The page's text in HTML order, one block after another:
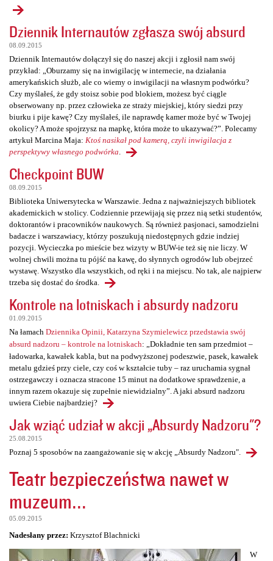
Dziennik Internautów zgłasza swój absurd
08.09.2015
Dziennik Internautów dołączył się do naszej akcji i zgłosił nam swój
przykład: „Oburzamy się na inwigilację w internecie, na działania
amerykańskich służb, ale co wiemy o inwigilacji na własnym podwórku?
Czy myślałeś, że gdy stoisz sobie pod blokiem, możesz być ciągle
obserwowany np. przez człowieka ze straży miejskiej, który siedzi przy
biurku i pije kawę? Czy myślałeś, ile naprawdę kamer może być w Twojej
okolicy? A może spojrzysz na mapkę, która może to ukazywać?”. Polecamy
artykuł Marcina Maja: Ktoś nasikał pod kamerą, czyli inwigilacja z
perspektywy własnego podwórka
Checkpoint BUW
08.09.2015
Biblioteka Uniwersytecka w Warszawie. Jedna z najważniejszych bibliotek
akademickich w stolicy. Codziennie przewijają się przez nią setki studentów,
doktorantów i pracowników naukowych. Są również pasjonaci, samodzielni
badacze i warszawiacy, którzy poszukują niedostępnych gdzie indziej
pozycji. Wycieczka po mieście bez wizyty w BUW-ie też się nie liczy. W
wolnej chwili można tu pójść na kawę, do słynnych ogrodów lub obejrzeć
wystawę. Wszystko dla wszystkich, od ręki i na miejscu. No tak, ale najpierw
trzeba się dostać do środka.
Kontrole na lotniskach i absurdy nadzoru
01.09.2015
Na łamach Dziennika Opinii, Katarzyna Szymielewicz przedstawia swój
absurd nadzoru – kontrole na lotniskach: „Dokładnie ten sam przedmiot –
ładowarka, kawałek kabla, but na podwyższonej podeszwie, pasek, kawałek
metalu gdzieś przy ciele, czy coś w kształcie tuby – raz uruchamia sygnał
ostrzegawczy i oznacza stracone 15 minut na dodatkowe sprawdzenie, a
innym razem okazuje się zupełnie niewidzialny”. A jaki absurd nadzoru
uwiera Ciebie najbardziej?
Jak wziąć udział w akcji „Absurdy Nadzoru"?
25.08.2015
Poznaj 5 sposobów na zaangażowanie się w akcję „Absurdy Nadzoru".
Teatr bezpieczeństwa nawet w
muzeum...
05.09.2015
Nadesłany przez: Krzysztof Blachnicki
W